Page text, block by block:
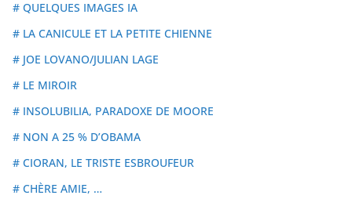
# QUELQUES IMAGES IA
# LA CANICULE ET LA PETITE CHIENNE
# JOE LOVANO/JULIAN LAGE
# LE MIROIR
# INSOLUBILIA, PARADOXE DE MOORE
# NON A 25 % D’OBAMA
# CIORAN, LE TRISTE ESBROUFEUR
# CHÈRE AMIE, …